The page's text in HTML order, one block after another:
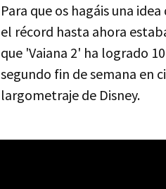
Para que os hagáis una idea
el récord hasta ahora
que 'Vaiana 2' ha logrado
segundo fin de semana en
largometraje de Disney.